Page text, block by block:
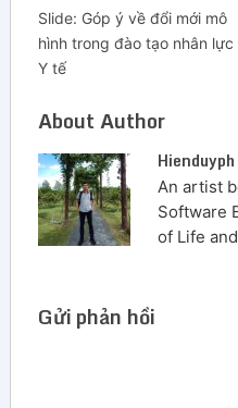
Slide: Góp ý về đổi mới mô
hình trong đào tạo nhân lực
Y tế
About Author
Hienduyph
An artist
Software
of Life
Gửi phản hồi